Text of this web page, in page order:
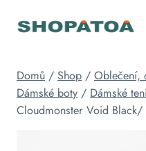
Domů / Shop / Oblečení,
Dámské boty / Dámské
Cloudmonster Void Black/